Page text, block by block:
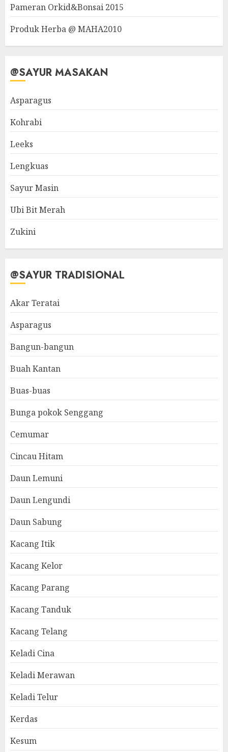
Pameran Orkid&Bonsai 2015
Produk Herba @ MAHA2010
@SAYUR MASAKAN
Asparagus
Kohrabi
Leeks
Lengkuas
Sayur Masin
Ubi Bit Merah
Zukini
@SAYUR TRADISIONAL
Akar Teratai
Asparagus
Bangun-bangun
Buah Kantan
Buas-buas
Bunga pokok Senggang
Cemumar
Cincau Hitam
Daun Lemuni
Daun Lengundi
Daun Sabung
Kacang Itik
Kacang Kelor
Kacang Parang
Kacang Tanduk
Kacang Telang
Keladi Cina
Keladi Merawan
Keladi Telur
Kerdas
Kesum